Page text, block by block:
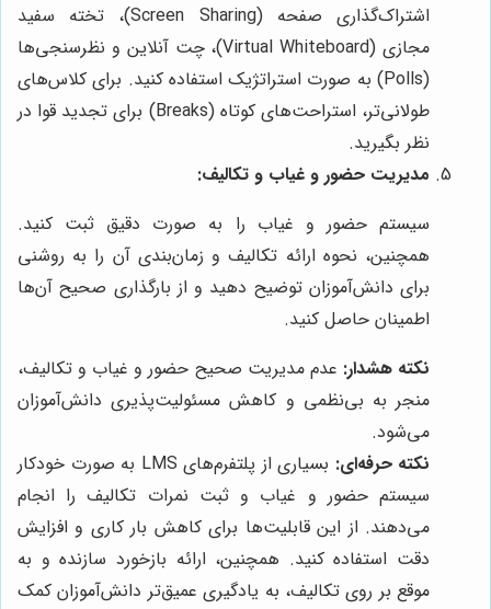
اشتراک‌گذاری صفحه (Screen Sharing)، تخته سفید
مجازی (Virtual Whiteboard)، چت آنلاین و نظرسنجی‌ها
(Polls) به صورت استراتژیک استفاده کنید. برای کلاس‌های
طولانی‌تر، استراحت‌های کوتاه (Breaks) برای تجدید قوا در
نظر بگیرید.
مدیریت حضور و غیاب و تکالیف:
سیستم حضور و غیاب را به صورت دقیق ثبت کنید.
همچنین، نحوه ارائه تکالیف و زمان‌بندی آن را به روشنی
برای دانش‌آموزان توضیح دهید و از بارگذاری صحیح آن‌ها
اطمینان حاصل کنید.
نکته هشدار: عدم مدیریت صحیح حضور و غیاب و تکالیف،
منجر به بی‌نظمی و کاهش مسئولیت‌پذیری دانش‌آموزان
می‌شود.
نکته حرفه‌ای:
بسیاری از پلتفرم‌های LMS به صورت خودکار
سیستم حضور و غیاب و ثبت نمرات تکالیف را انجام
می‌دهند. از این قابلیت‌ها برای کاهش بار کاری و افزایش
دقت استفاده کنید. همچنین، ارائه بازخورد سازنده و به
موقع بر روی تکالیف، به یادگیری عمیق‌تر دانش‌آموزان کمک